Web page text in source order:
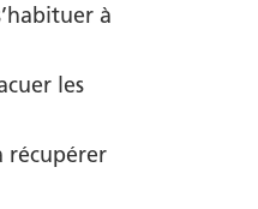
à
les
récupérer